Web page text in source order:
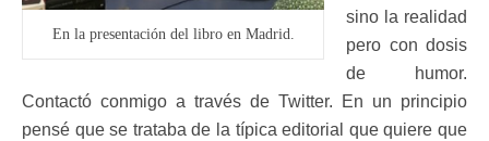
En la presentación del libro en Madrid.
sino la realidad
pero con dosis
de humor.
Contactó conmigo a través de Twitter. En un principio
pensé que se trataba de la típica editorial que quiere que